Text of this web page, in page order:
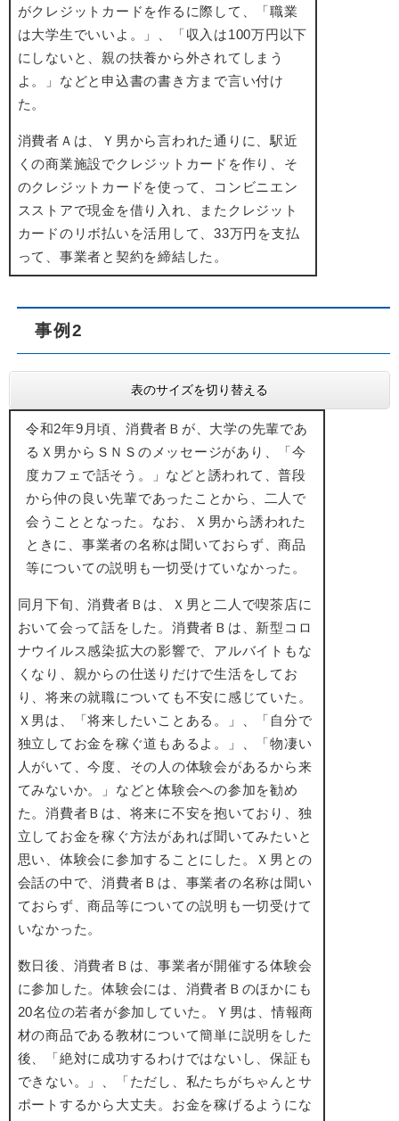
がクレジットカードを作るに際して、「職業
は大学生でいいよ。」、「収入は100万円以下
にしないと、親の扶養から外されてしまう
よ。」などと申込書の書き方まで言い付け
た。
消費者Ａは、Ｙ男から言われた通りに、駅近
くの商業施設でクレジットカードを作り、そ
のクレジットカードを使って、コンビニエン
スストアで現金を借り入れ、またクレジット
カードのリボ払いを活用して、33万円を支払
って、事業者と契約を締結した。
事例2
表のサイズを切り替える
令和2年9月頃、消費者Ｂが、大学の先輩であ
るＸ男からＳＮＳのメッセージがあり、「今
度カフェで話そう。」などと誘われて、普段
から仲の良い先輩であったことから、二人で
会うこととなった。なお、Ｘ男から誘われた
ときに、事業者の名称は聞いておらず、商品
等についての説明も一切受けていなかった。
同月下旬、消費者Ｂは、Ｘ男と二人で喫茶店に
おいて会って話をした。消費者Ｂは、新型コロ
ナウイルス感染拡大の影響で、アルバイトもな
くなり、親からの仕送りだけで生活をしてお
り、将来の就職についても不安に感じていた。
Ｘ男は、「将来したいことある。」、「自分で
独立してお金を稼ぐ道もあるよ。」、「物凄い
人がいて、今度、その人の体験会があるから来
てみないか。」などと体験会への参加を勧め
た。消費者Ｂは、将来に不安を抱いており、独
立してお金を稼ぐ方法があれば聞いてみたいと
思い、体験会に参加することにした。Ｘ男との
会話の中で、消費者Ｂは、事業者の名称は聞い
ておらず、商品等についての説明も一切受けて
いなかった。
数日後、消費者Ｂは、事業者が開催する体験会
に参加した。体験会には、消費者Ｂのほかにも
20名位の若者が参加していた。Ｙ男は、情報商
材の商品である教材について簡単に説明をした
後、「絶対に成功するわけではないし、保証も
できない。」、「ただし、私たちがちゃんとサ
ポートするから大丈夫。お金を稼げるようにな